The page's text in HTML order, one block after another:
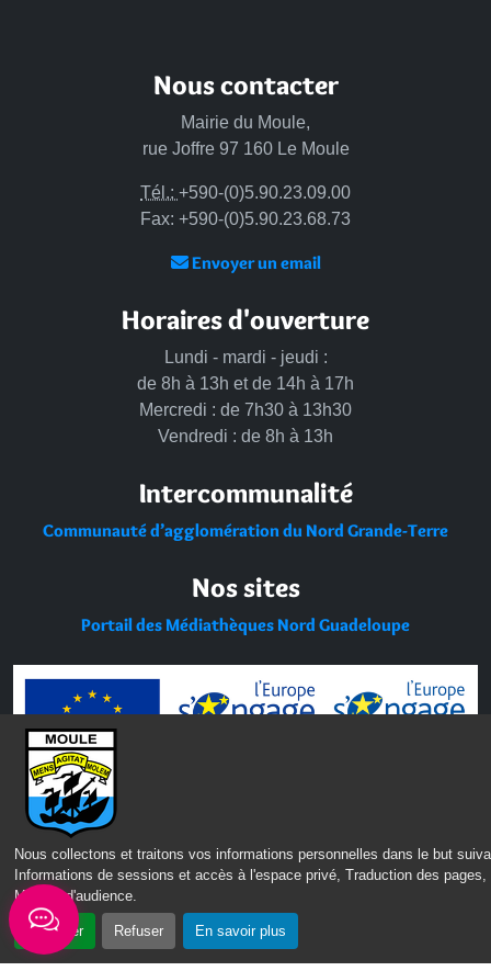
Nous collectons et traitons vos informations personnelles dans le but
Informations de sessions et accès à l'espace privé, Traduction des pages,
Mesure d'audience.
Accepter Refuser En savoir plus
Nous contacter
Mairie du Moule,
rue Joffre 97 160 Le Moule
Tél.: +590-(0)5.90.23.09.00
Fax: +590-(0)5.90.23.68.73
Envoyer un email
Horaires d'ouverture
Lundi - mardi - jeudi :
de 8h à 13h et de 14h à 17h
Mercredi : de 7h30 à 13h30
Vendredi : de 8h à 13h
Intercommunalité
Communauté d’agglomération du Nord Grande-Terre
Nos sites
Portail des Médiathèques Nord Guadeloupe